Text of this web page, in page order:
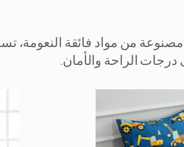
من مواد فائقة النعومة،
الراحة والأمان.